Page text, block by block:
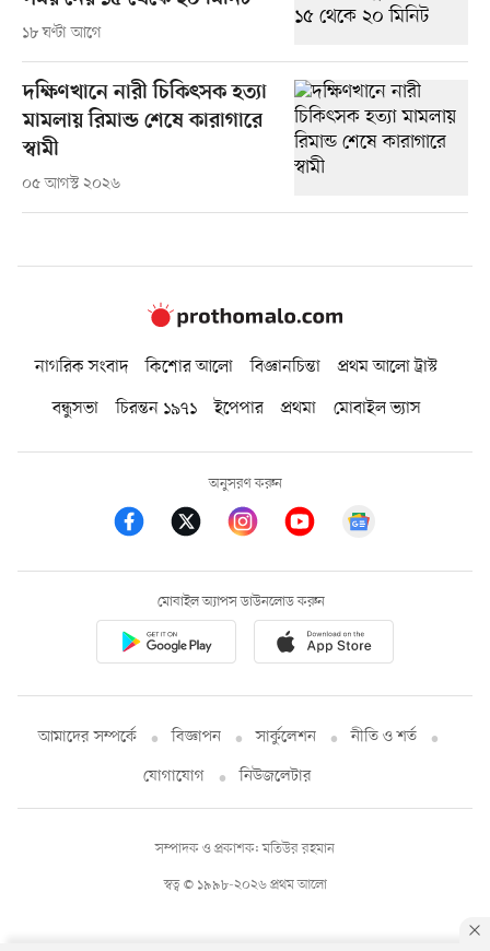
১৮ ঘণ্টা আগে
দক্ষিণখানে নারী চিকিৎসক হত্যা
মামলায় রিমান্ড শেষে কারাগারে
স্বামী
০৫ আগস্ট ২০২৬
নাগরিক সংবাদ কিশোর আলো বিজ্ঞানচিন্তা
প্রথম আলো ট্রাস্ট
বন্ধুসভা
চিরন্তন ১৯৭১ ইপেপার প্রথমা মোবাইল ভ্যাস
অনুসরণ করুন
মোবাইল অ্যাপস ডাউনলোড করুন
আমাদের সম্পর্কে বিজ্ঞাপন সার্কুলেশন
নীতি ও শর্ত
যোগাযোগ
নিউজলেটার
স্বত্ব © ১৯৯৮-২০২৬ প্রথম আলো
সম্পাদক ও প্রকাশক: মতিউর রহমান